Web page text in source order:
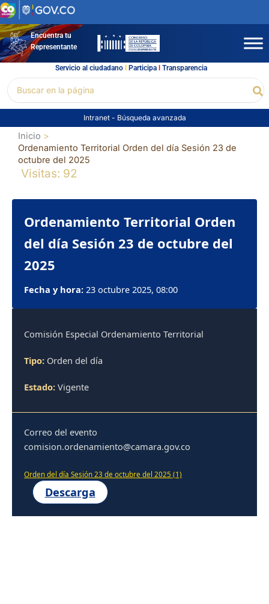
Ir
al
contenidoEncuentra tu
Representante
Servicio al ciudadano l Participal Transparencia
por:
Intranet - Búsqueda avanzada
Inicio
Ordenamiento Territorial Orden del día Sesión 23 de
octubre del 2025
Visitas: 92
Ordenamiento Territorial Orden
del día Sesión 23 de octubre del
2025
Fecha y hora: 23 octubre 2025, 08:00
Comisión Especial Ordenamiento Territorial
Tipo: Orden del día
Estado: Vigente
Correo del evento
comision.ordenamiento@camara.gov.co
Orden del día Sesión 23 de octubre del 2025 (1)
Descarga